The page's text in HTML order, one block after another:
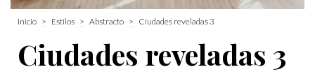
Inicio > Estilos > Abstracto > Ciudades reveladas 3
Ciudades reveladas 3